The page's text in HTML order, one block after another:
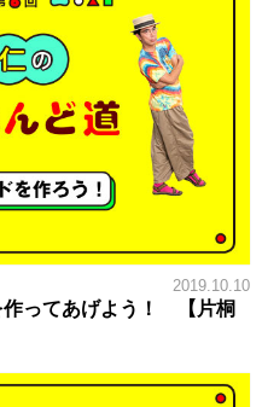
2019.10.10
作ってあげよう！ 【片桐